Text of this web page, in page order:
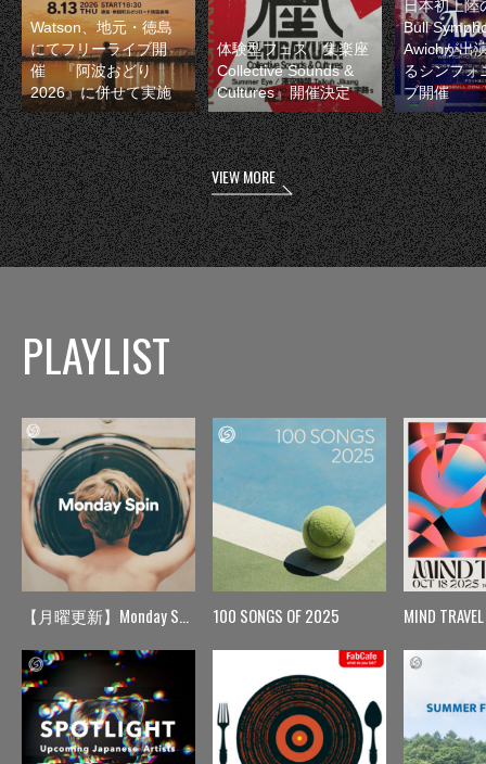
Watson、地元・徳島
にてフリーライブ開
催 『阿波おどり
2026』に併せて実施
体験型フェス『集楽座
Collective Sounds &
Cultures』開催決定
日本初上陸
Bull
Awichが出
るシンフォ
ブ開催
VIEW MORE
PLAYLIST
【月曜更新】Monday Spin 100 SONGS OF 2025 MIND TRAVEL